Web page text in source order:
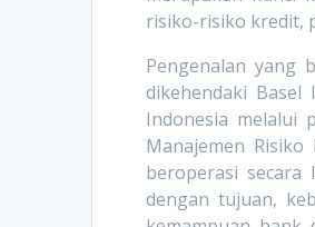
risiko-risiko kredit,
Pengenalan yang
dikehendaki Basel
Indonesia melalui
Manajemen
beroperasi secara
dengan tujuan,